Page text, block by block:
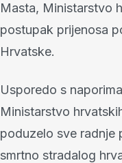
Masta, Ministarstvo
postupak prijenosa
Hrvatske.
Usporedo s
Ministarstvo
poduzelo sve radnje
smrtno stradalog